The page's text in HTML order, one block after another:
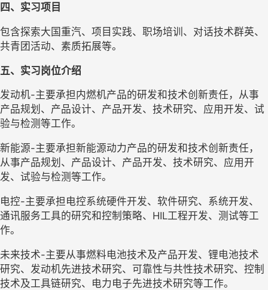
四、实习项目
包含探索大国重汽、项目实践、职场培训、对话技术群英、
共青团活动、素质拓展等。
五、实习岗位介绍
发动机-主要承担内燃机产品的研发和技术创新责任，从事
产品规划、产品设计、产品开发、技术研究、应用开发、试
验与检测等工作。
新能源-主要承担新能源动力产品的研发和技术创新责任，
从事产品规划、产品设计、产品开发、技术研究、应用开
发、试验与检测等工作。
电控-主要承担电控系统硬件开发、软件研究、系统开发、
通讯服务工具的研究和控制策略、HIL工程开发、测试等工
作。
未来技术-主要从事燃料电池技术及产品开发、锂电池技术
研究、发动机先进技术研究、可靠性与共性技术研究、控制
技术及工具链研究、电力电子先进技术研究等工作。